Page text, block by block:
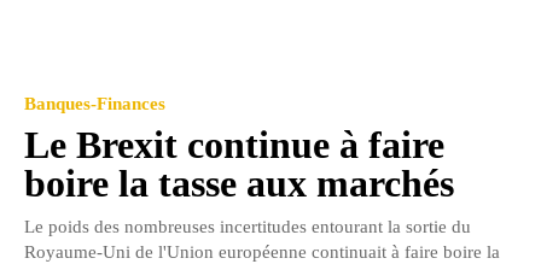
Banques-Finances
Le Brexit continue à faire
boire la tasse aux marchés
Le poids des nombreuses incertitudes entourant la sortie du
Royaume-Uni de l'Union européenne continuait à faire boire la